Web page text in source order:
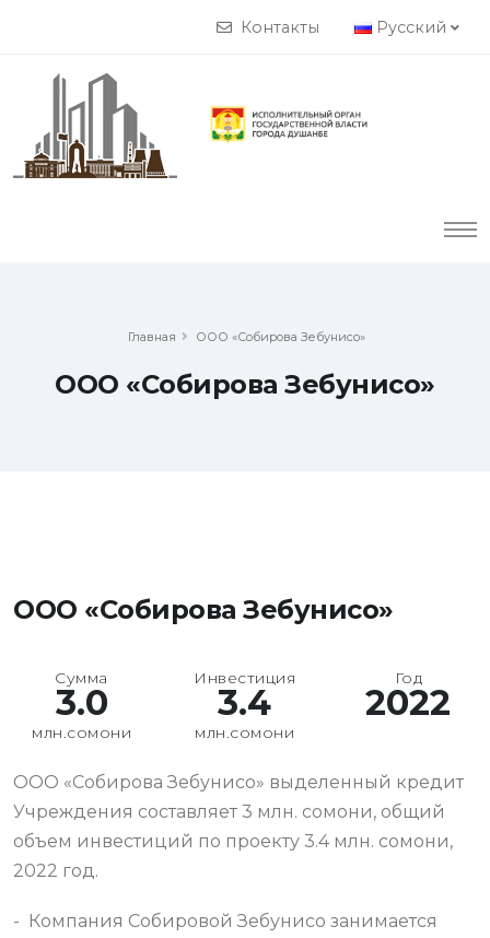
Контакты Русский
Главная ООО «Собирова Зебунисо»
ООО «Собирова Зебунисо»
ООО «Собирова Зебунисо»
Сумма
3.0
млн.сомони
Инвестиция
3.4
млн.сомони
Год
2022
ООО «Собирова Зебунисо» выделенный кредит
Учреждения составляет 3 млн. сомони, общий
объем инвестиций по проекту 3.4 млн. сомони,
2022 год.
- Компания Собировой Зебунисо занимается